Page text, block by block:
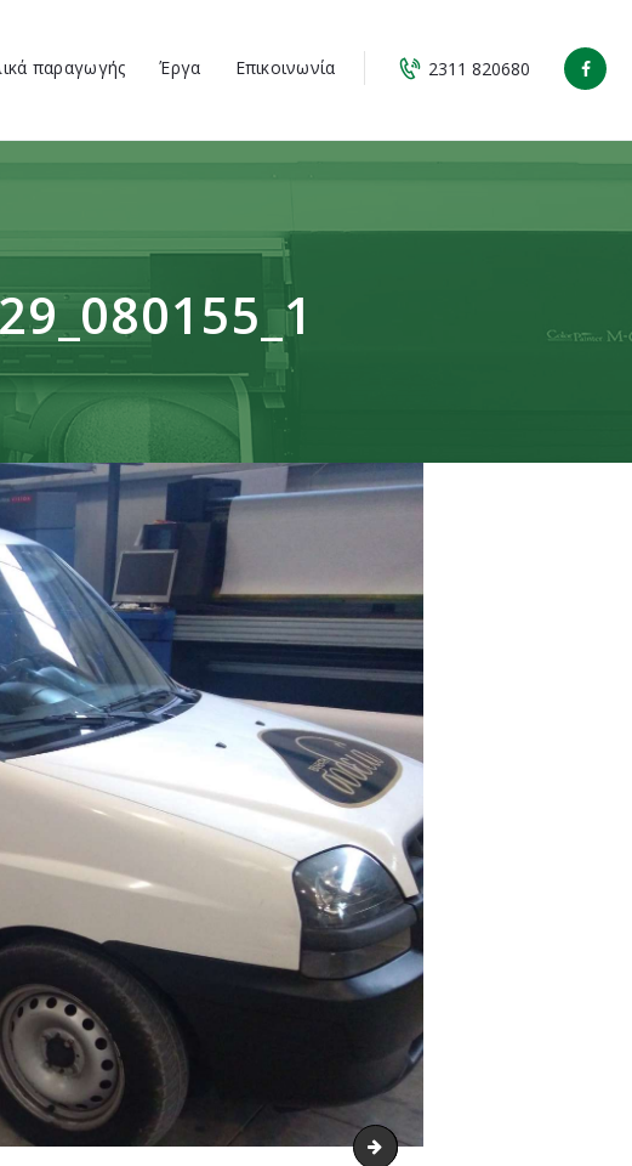
παραγωγής Έργα Επικοινωνία 2311 820680
IMG_20171031_135134_1_1